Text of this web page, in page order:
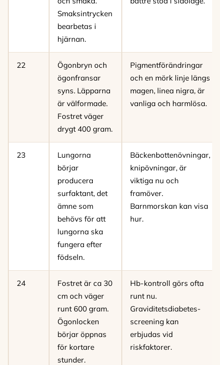
Smaksintrycken
bearbetas i
hjärnan.
22
Ögonbryn och
ögonfransar
syns. Läpparna
är välformade.
Fostret väger
drygt 400 gram.
Pigmentförändringar
och en mörk linje längs
magen, linea nigra, är
vanliga och harmlösa.
23
Lungorna
börjar
producera
surfaktant, det
ämne som
behövs för att
lungorna ska
fungera efter
födseln.
Bäckenbottenövningar,
knipövningar, är
viktiga nu och
framöver.
Barnmorskan kan visa
hur.
24
Fostret är ca 30
cm och väger
runt 600 gram.
Ögonlocken
börjar öppnas
för kortare
stunder.
Hb-kontroll görs ofta
runt nu.
Graviditetsdiabetes-
screening kan
erbjudas vid
riskfaktorer.